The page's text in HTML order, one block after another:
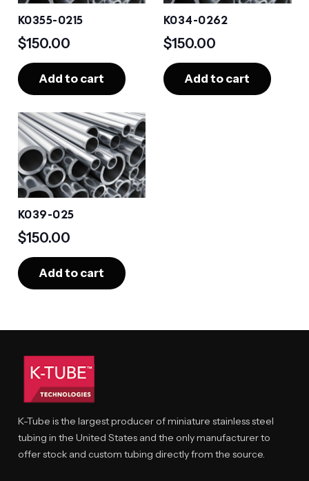
K0355-0215
$150.00
Add to cart
K034-0262
$150.00
Add to cart
K039-025
$150.00
Add to cart
K-Tube is the largest producer of miniature stainless steel
tubing in the United States and the only manufacturer to
offer stock and custom tubing directly from the source.